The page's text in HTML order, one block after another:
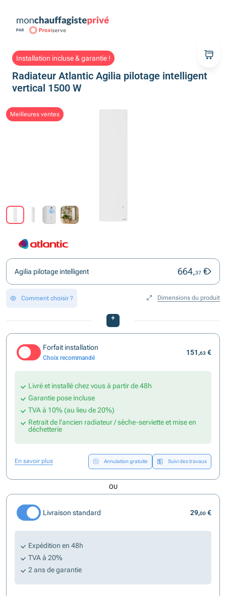
Installation incluse & garantie !
Radiateur Atlantic Agilia pilotage intelligent
vertical 1500 W
Meilleures ventes
Agilia pilotage intelligent 664,37 €
Comment choisir ? Dimensions du produit
+
Forfait installation
Choix recommandé
151,63 €
Livré et installé chez vous à partir de 48h
Garantie pose incluse
TVA à 10% (au lieu de 20%)
Retrait de l'ancien radiateur / sèche-serviette et mise en
déchetterie
En savoir plus Annulation gratuite Suivi des travaux
OU
Livraison standard 29,00 €
Expédition en 48h
TVA à 20%
2 ans de garantie